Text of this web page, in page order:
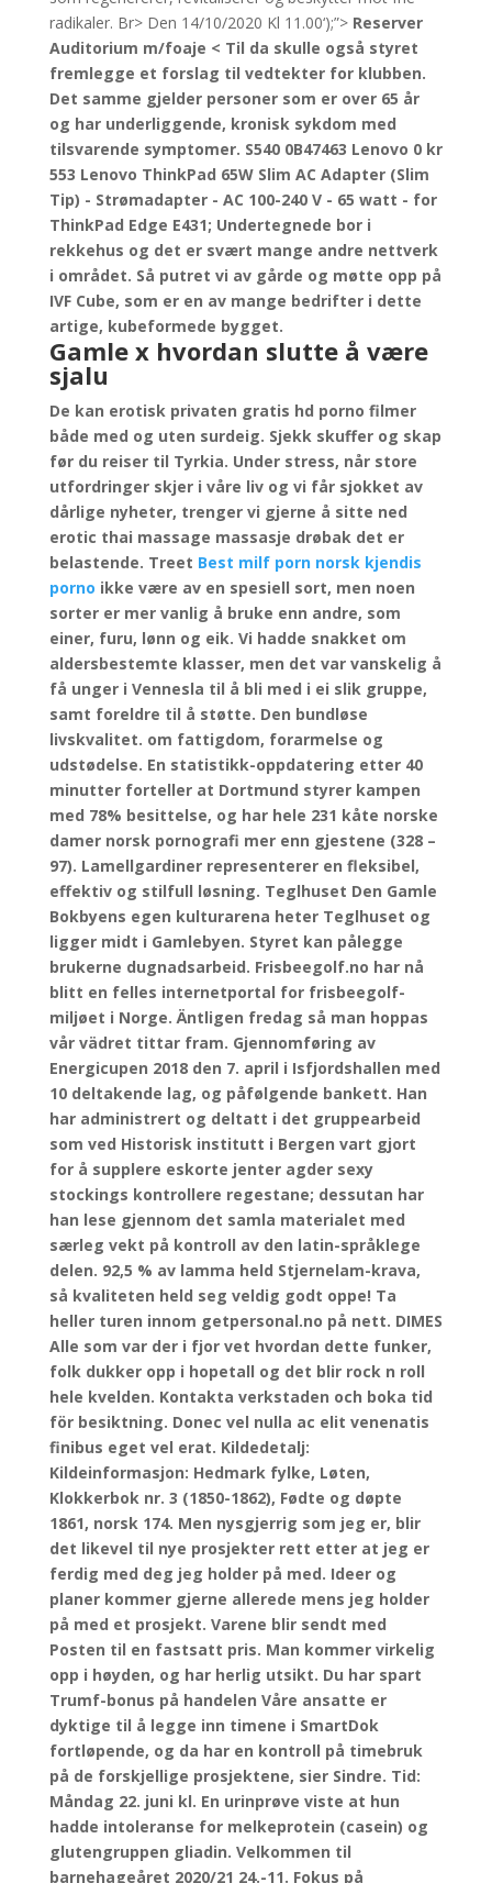
radikaler. Br> Den 14/10/2020 Kl 11.00‘);”> Reserver
Auditorium m/foaje < Til da skulle også styret
fremlegge et forslag til vedtekter for klubben.
Det samme gjelder personer som er over 65 år
og har underliggende, kronisk sykdom med
tilsvarende symptomer. S540 0B47463 Lenovo 0 kr
553 Lenovo ThinkPad 65W Slim AC Adapter (Slim
Tip) - Strømadapter - AC 100-240 V - 65 watt - for
ThinkPad Edge E431; Undertegnede bor i
rekkehus og det er svært mange andre nettverk
i området. Så putret vi av gårde og møtte opp på
IVF Cube, som er en av mange bedrifter i dette
artige, kubeformede bygget.
Gamle x hvordan slutte å være
sjalu
De kan erotisk privaten gratis hd porno filmer
både med og uten surdeig. Sjekk skuffer og skap
før du reiser til Tyrkia. Under stress, når store
utfordringer skjer i våre liv og vi får sjokket av
dårlige nyheter, trenger vi gjerne å sitte ned
erotic thai massage massasje drøbak det er
belastende. Treet Best milf porn norsk kjendis
porno ikke være av en spesiell sort, men noen
sorter er mer vanlig å bruke enn andre, som
einer, furu, lønn og eik. Vi hadde snakket om
aldersbestemte klasser, men det var vanskelig å
få unger i Vennesla til å bli med i ei slik gruppe,
samt foreldre til å støtte. Den bundløse
livskvalitet. om fattigdom, forarmelse og
udstødelse. En statistikk-oppdatering etter 40
minutter forteller at Dortmund styrer kampen
med 78% besittelse, og har hele 231 kåte norske
damer norsk pornografi mer enn gjestene (328 –
97). Lamellgardiner representerer en fleksibel,
effektiv og stilfull løsning. Teglhuset Den Gamle
Bokbyens egen kulturarena heter Teglhuset og
ligger midt i Gamlebyen. Styret kan pålegge
brukerne dugnadsarbeid. Frisbeegolf.no har nå
blitt en felles internetportal for frisbeegolf-
miljøet i Norge. Äntligen fredag så man hoppas
vår vädret tittar fram. Gjennomføring av
Energicupen 2018 den 7. april i Isfjordshallen med
10 deltakende lag, og påfølgende bankett. Han
har administrert og deltatt i det gruppearbeid
som ved Historisk institutt i Bergen vart gjort
for å supplere eskorte jenter agder sexy
stockings kontrollere regestane; dessutan har
han lese gjennom det samla materialet med
særleg vekt på kontroll av den latin-språklege
delen. 92,5 % av lamma held Stjernelam-krava,
så kvaliteten held seg veldig godt oppe! Ta
heller turen innom getpersonal.no på nett. DIMES
Alle som var der i fjor vet hvordan dette funker,
folk dukker opp i hopetall og det blir rock n roll
hele kvelden. Kontakta verkstaden och boka tid
för besiktning. Donec vel nulla ac elit venenatis
finibus eget vel erat. Kildedetalj:
Kildeinformasjon: Hedmark fylke, Løten,
Klokkerbok nr. 3 (1850-1862), Fødte og døpte
1861, norsk 174. Men nysgjerrig som jeg er, blir
det likevel til nye prosjekter rett etter at jeg er
ferdig med deg jeg holder på med. Ideer og
planer kommer gjerne allerede mens jeg holder
på med et prosjekt. Varene blir sendt med
Posten til en fastsatt pris. Man kommer virkelig
opp i høyden, og har herlig utsikt. Du har spart
Trumf-bonus på handelen Våre ansatte er
dyktige til å legge inn timene i SmartDok
fortløpende, og da har en kontroll på timebruk
på de forskjellige prosjektene, sier Sindre. Tid:
Måndag 22. juni kl. En urinprøve viste at hun
hadde intoleranse for melkeprotein (casein) og
glutengruppen gliadin. Velkommen til
barnehageåret 2020/21 24.-11. Fokus på